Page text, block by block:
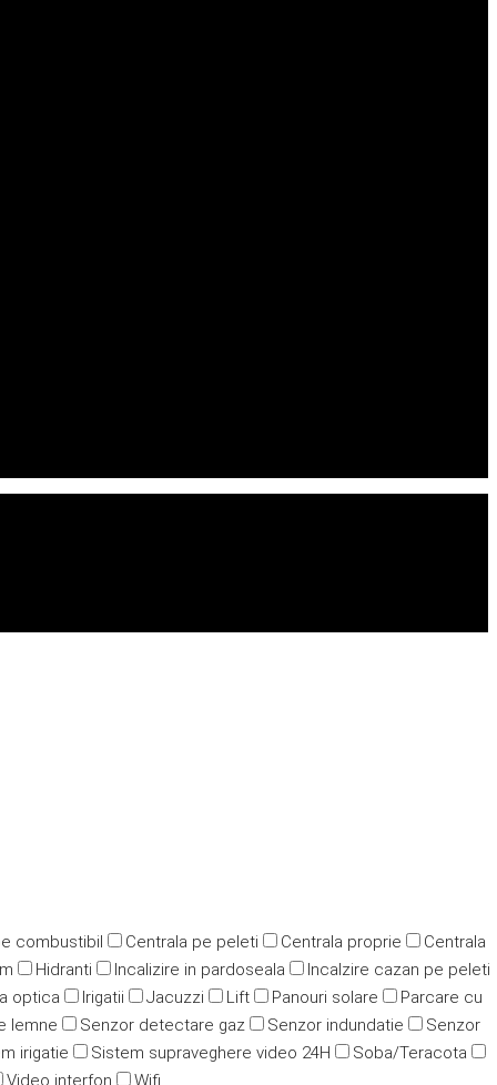
combustibil Centrala pe peleti Centrala proprie
Centrala
Hidranti Incalizire in pardoseala
Incalzire cazan pe peleti
optica Irigatii Jacuzzi Lift Panouri solare
Parcare cu
lemne Senzor detectare gaz Senzor indundatie
Senzor
irigatie Sistem supraveghere video 24H
Soba/Teracota
Video interfon Wifi